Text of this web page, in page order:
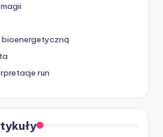
bioenergetyczną
run